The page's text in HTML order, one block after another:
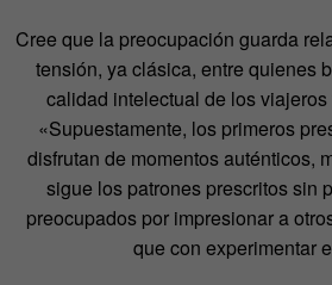
Cree que la preocupación guarda
tensión, ya clásica, entre quienes
calidad intelectual de los
«Supuestamente, los primeros
disfrutan de momentos auténticos,
sigue los patrones prescritos sin
preocupados por impresionar a
que con experimentar